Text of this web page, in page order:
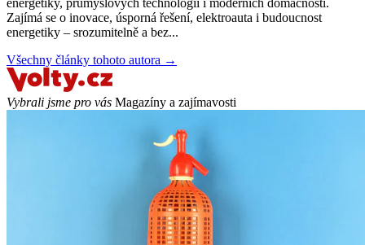
energetiky, průmyslových technologií i moderních domácností.
Zajímá se o inovace, úsporná řešení, elektroauta i budoucnost
energetiky – srozumitelně a bez...
Všechny články tohoto autora →
Vybrali jsme pro vás Magazíny a zajímavosti